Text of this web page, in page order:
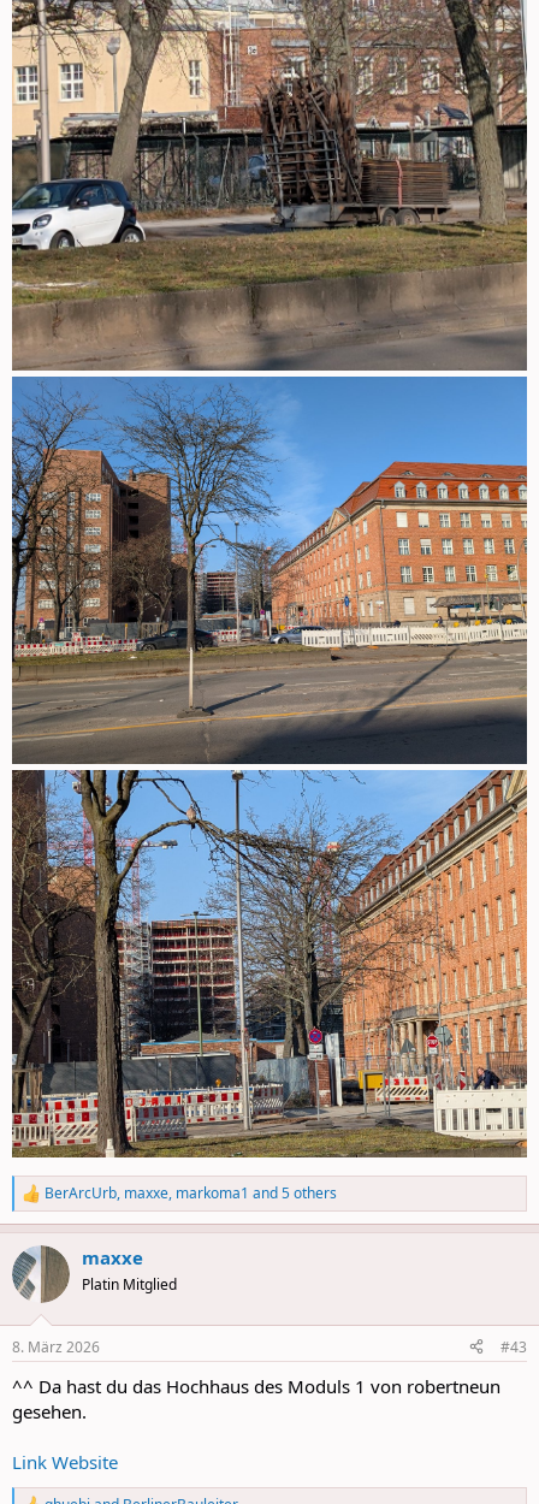
R
e
a
c
t
i
s
BerArcUrb, maxxe, markoma1 and 5 others
maxxe
Platin Mitglied
8. März 2026 #43
^^ Da hast du das Hochhaus des Moduls 1 von robertneun
gesehen.
Link Website